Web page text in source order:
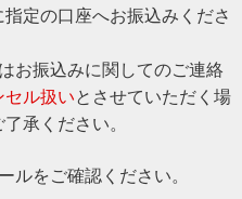
指定の口座へお振込みくださ
お振込みに関してのご連絡
ル扱いとさせていただく場
承ください。
をご確認ください。